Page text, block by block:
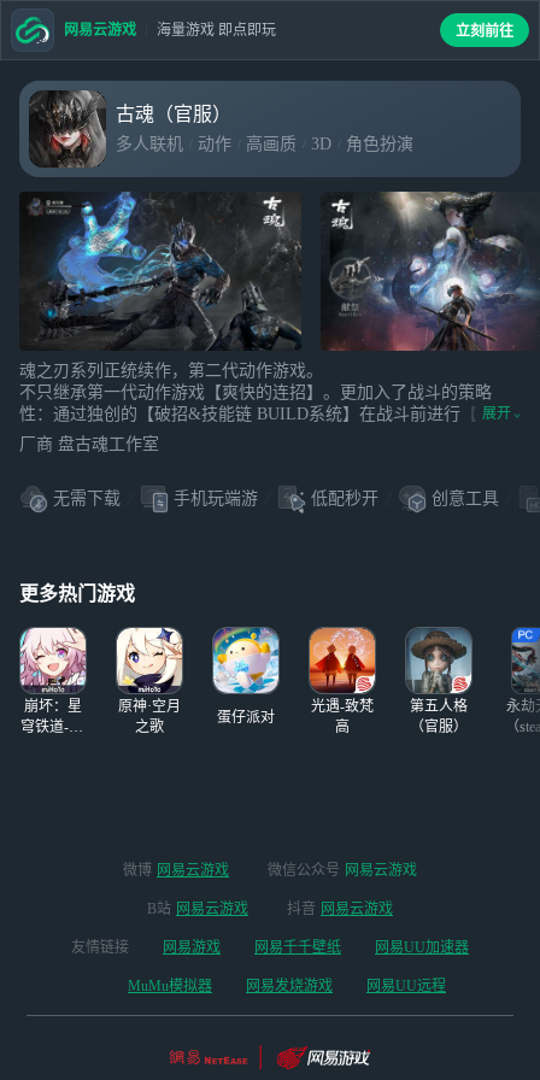
古魂（官服）
多人联机 动作 高画质 3D 角色扮演
魂之刃系列正统续作，第二代动作游戏。
不只继承第一代动作游戏【爽快的连招】。更加入了战斗的策略
性：通过独创的【破招&技能链 BUILD系统】在战斗前进行【数万
种装备、技能、魂核BUILD】准备，在战斗中识别不同BOSS的行为
和攻击困扰并【破招】破解，让敌人失衡倒地，之后用【技能链】
数百个神话中的英雄们，获得他们的衣钵武器，或者召唤他们帮
【碎片化的叙事，等待解密的四维世界】
穿梭虚忆、古煌、真骸三条时间线，寻觅残存的真相
当黄昏湮没、众神寂灭时，世界等待你的救赎
【次世代北欧高级灰救赎画风 】
熔浆之上的巨型铁砧、天空悬浮的英灵殿、威严宏大的黄金宫……
轻重武器切换、武器变形、破招与闪避、体验多样化战斗风格
【多人共斗与合作对抗】
邀请其他玩家或者旅团成员合作讨伐强力首领
进入冒险中的玩家的世界，可选择攻击或援助
与其他玩家进行真实的公平PVP
【兼顾动作爽快与养成乐趣】
通过技能链快速释放技能，展开酣畅淋漓的战斗攻势
在技能链上镶嵌魔物的魂核，即可驱使灵魂之力作战
展开
厂商 盘古魂工作室
无需下载 手机玩端游 低配秒开 创意工具
更多热门游戏
崩坏：星
穹铁道-4.4
原神·空月
之歌
蛋仔派对
光遇-致梵
高
第五人格
（官服）
永劫
（
网易云游戏 海量游戏 即点即玩 立刻前往
微博 网易云游戏 微信公众号 网易云游戏
B站 网易云游戏 抖音 网易云游戏
友情链接 网易游戏 网易千千壁纸 网易UU加速器
MuMu模拟器 网易发烧游戏 网易UU远程